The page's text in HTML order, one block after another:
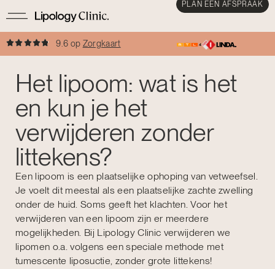
PLAN EEN AFSPRAAK
9.6 op Zorgkaart
Het lipoom: wat is het
en kun je het
verwijderen zonder
littekens?
Een lipoom is een plaatselijke ophoping van vetweefsel.
Je voelt dit meestal als een plaatselijke zachte zwelling
onder de huid. Soms geeft het klachten. Voor het
verwijderen van een lipoom zijn er meerdere
mogelijkheden. Bij Lipology Clinic verwijderen we
lipomen o.a. volgens een speciale methode met
tumescente liposuctie, zonder grote littekens!